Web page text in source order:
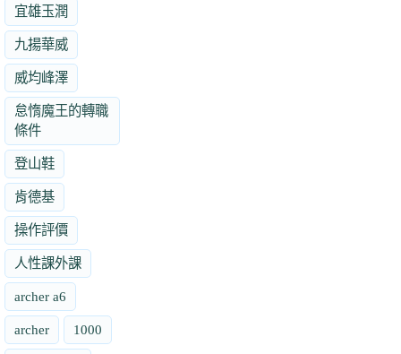
宜雄玉潤
九揚華威
威均峰澤
怠惰魔王的轉職
條件
登山鞋
肯德基
操作評價
人性課外課
archer a6
archer 1000